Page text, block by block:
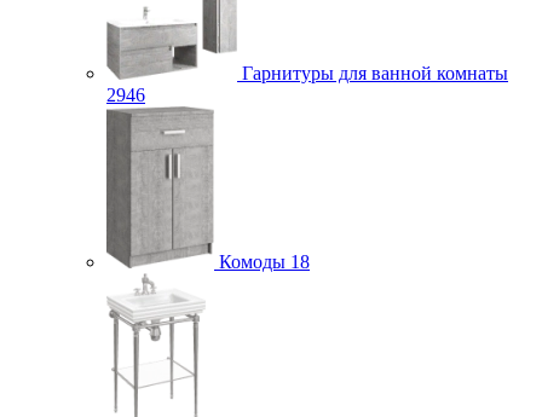
Гарнитуры для ванной комнаты
2946
Комоды 18